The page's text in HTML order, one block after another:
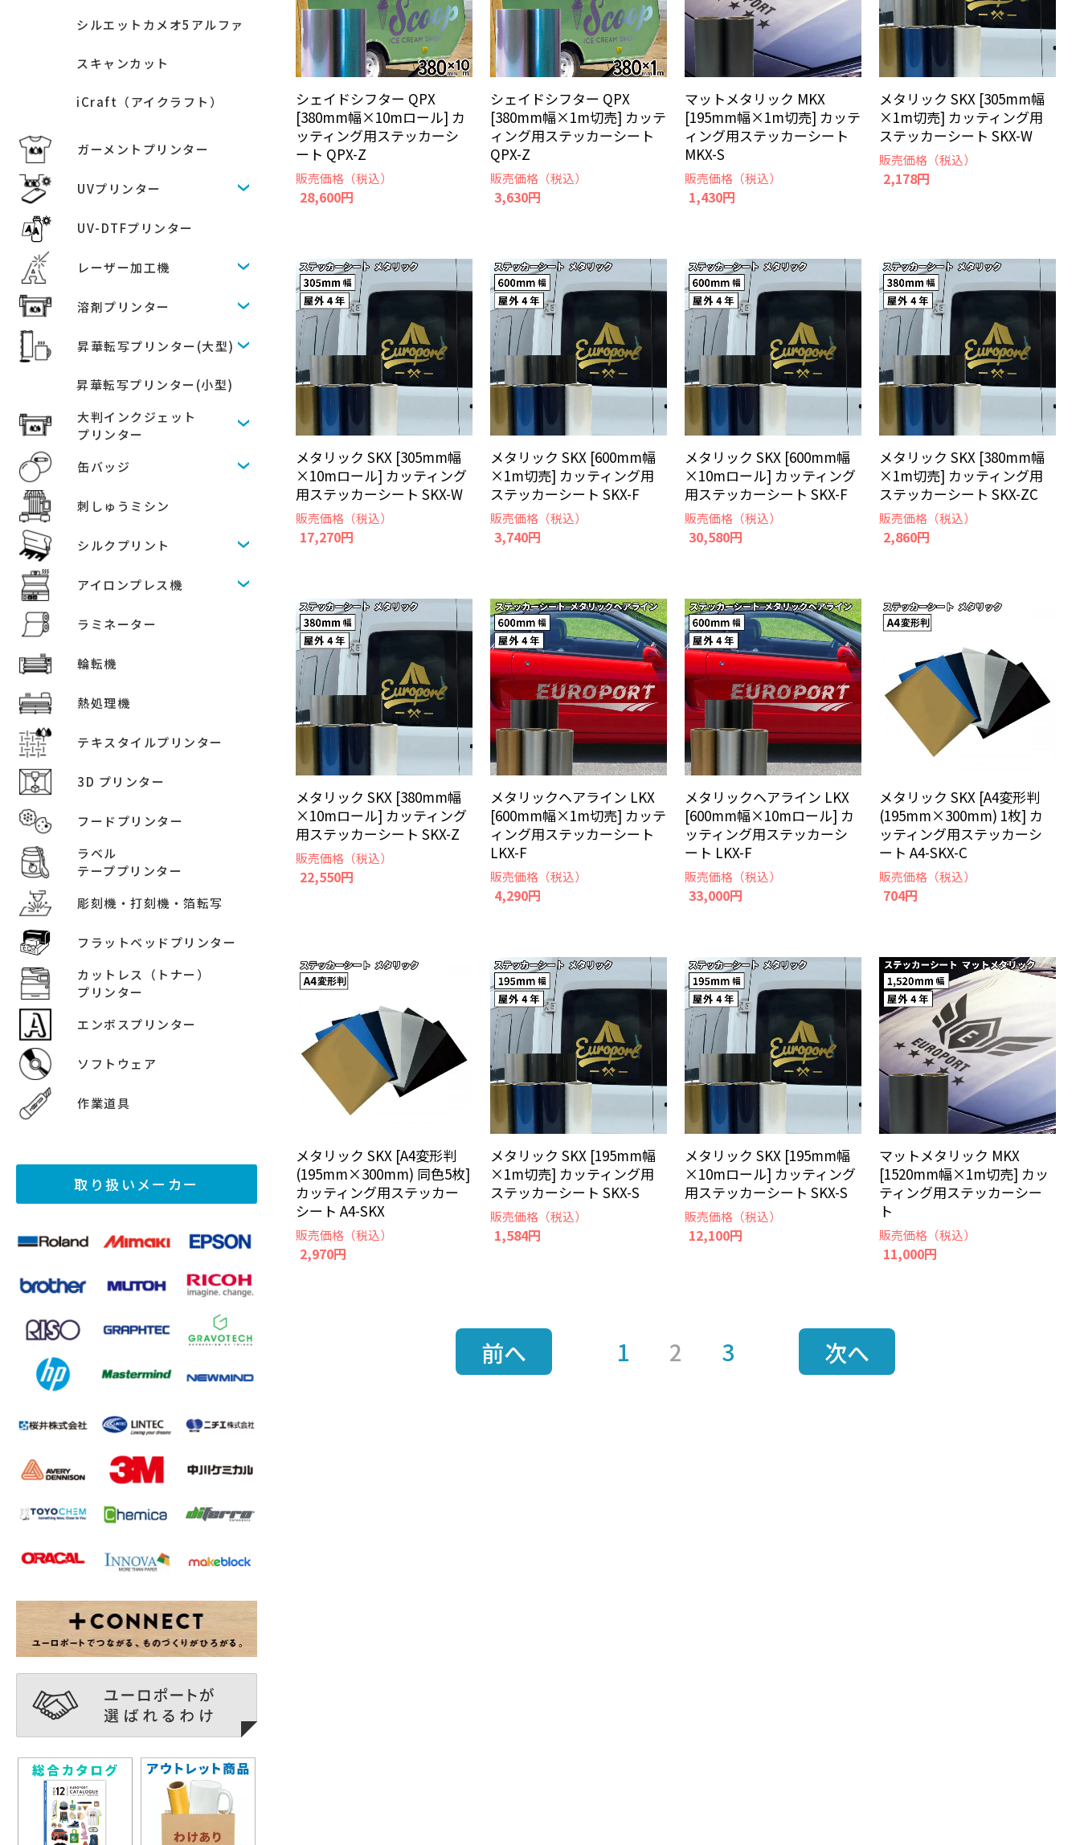
シルエットカメオ5アルファ
スキャンカット
iCraft（アイクラフト）
ガーメントプリンター
UVプリンター
UV-DTFプリンター
レーザー加工機
溶剤プリンター
昇華転写プリンター(大型)
昇華転写プリンター(小型)
大判インクジェット
プリンター
缶バッジ
刺しゅうミシン
シルクプリント
アイロンプレス機
ラミネーター
輪転機
熱処理機
テキスタイルプリンター
3D プリンター
フードプリンター
ラベル
テーププリンター
彫刻機・打刻機・箔転写
フラットベッドプリンター
カットレス（トナー）
プリンター
エンボスプリンター
ソフトウェア
作業道具
取り扱いメーカー
シェイドシフター QPX
[380mm幅×10mロール] カ
ッティング用ステッカーシ
ート QPX-Z
販売価格（税込）
28,600円
シェイドシフター QPX
[380mm幅×1m切売] カッテ
ィング用ステッカーシート
QPX-Z
販売価格（税込）
3,630円
マットメタリック MKX
[195mm幅×1m切売] カッテ
ィング用ステッカーシート
MKX-S
販売価格（税込）
1,430円
メタリック SKX [305mm幅
×1m切売] カッティング用
ステッカーシート SKX-W
販売価格（税込）
2,178円
メタリック SKX [305mm幅
×10mロール] カッティング
用ステッカーシート SKX-W
販売価格（税込）
17,270円
メタリック SKX [600mm幅
×1m切売] カッティング用
ステッカーシート SKX-F
販売価格（税込）
3,740円
メタリック SKX [600mm幅
×10mロール] カッティング
用ステッカーシート SKX-F
販売価格（税込）
30,580円
メタリック SKX [380mm幅
×1m切売] カッティング用
ステッカーシート SKX-ZC
販売価格（税込）
2,860円
メタリック SKX [380mm幅
×10mロール] カッティング
用ステッカーシート SKX-Z
販売価格（税込）
22,550円
メタリックヘアライン LKX
[600mm幅×1m切売] カッテ
ィング用ステッカーシート
LKX-F
販売価格（税込）
4,290円
メタリックヘアライン LKX
[600mm幅×10mロール] カ
ッティング用ステッカーシ
ート LKX-F
販売価格（税込）
33,000円
メタリック SKX [A4変形判
(195mm×300mm) 1枚] カ
ッティング用ステッカーシ
ート A4-SKX-C
販売価格（税込）
704円
メタリック SKX [A4変形判
(195mm×300mm) 同色5枚]
カッティング用ステッカー
シート A4-SKX
販売価格（税込）
2,970円
メタリック SKX [195mm幅
×1m切売] カッティング用
ステッカーシート SKX-S
販売価格（税込）
1,584円
メタリック SKX [195mm幅
×10mロール] カッティング
用ステッカーシート SKX-S
販売価格（税込）
12,100円
マットメタリック MKX
[1520mm幅×1m切売] カッ
ティング用ステッカーシー
ト
販売価格（税込）
11,000円
前へ 1 2 3 次へ